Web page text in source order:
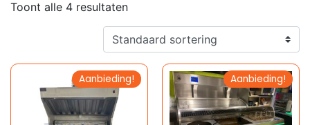
Toont alle 4 resultaten
Aanbieding! Aanbieding!